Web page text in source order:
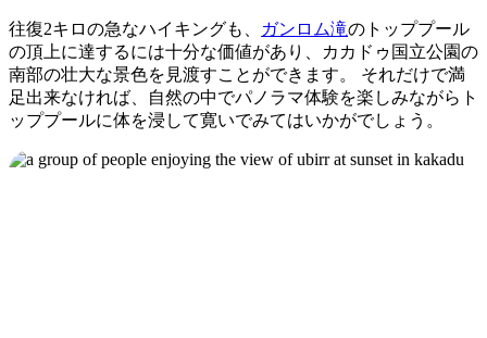
地
域
ご
と
に
旅
行
を
計
往復2キロの急なハイキングも、 ガンロム滝のトッププール
の頂上に達するには十分な価値があり、カカドゥ国立公園の
南部の壮大な景色を見渡すことができます。 それだけで満
足出来なければ、自然の中でパノラマ体験を楽しみながらト
ッププールに体を浸して寛いでみてはいかがでしょう。